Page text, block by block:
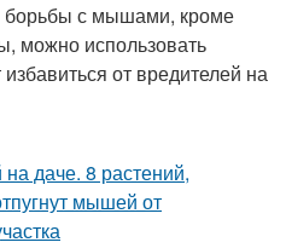
борьбы с мышами, кроме
можно использовать
от вредителей на